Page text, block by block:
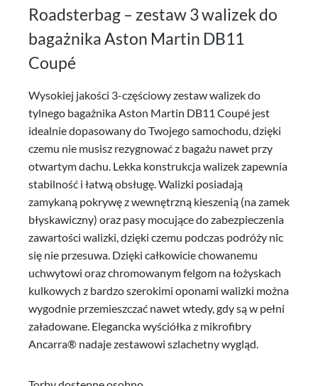
Roadsterbag – zestaw 3 walizek do
bagażnika Aston Martin DB11
Coupé
Wysokiej jakości 3-częściowy zestaw walizek do
tylnego bagażnika Aston Martin DB11 Coupé jest
idealnie dopasowany do Twojego samochodu, dzięki
czemu nie musisz rezygnować z bagażu nawet przy
otwartym dachu. Lekka konstrukcja walizek zapewnia
stabilność i łatwą obsługę. Walizki posiadają
zamykaną pokrywę z wewnętrzną kieszenią (na zamek
błyskawiczny) oraz pasy mocujące do zabezpieczenia
zawartości walizki, dzięki czemu podczas podróży nic
się nie przesuwa. Dzięki całkowicie chowanemu
uchwytowi oraz chromowanym felgom na łożyskach
kulkowych z bardzo szerokimi oponami walizki można
wygodnie przemieszczać nawet wtedy, gdy są w pełni
załadowane. Elegancka wyściółka z mikrofibry
Ancarra® nadaje zestawowi szlachetny wygląd.